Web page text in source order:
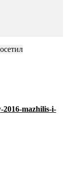
mazhilis-i-